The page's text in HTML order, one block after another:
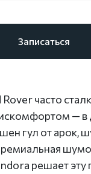
Записаться
часто
— в
гул от арок,
решает эту